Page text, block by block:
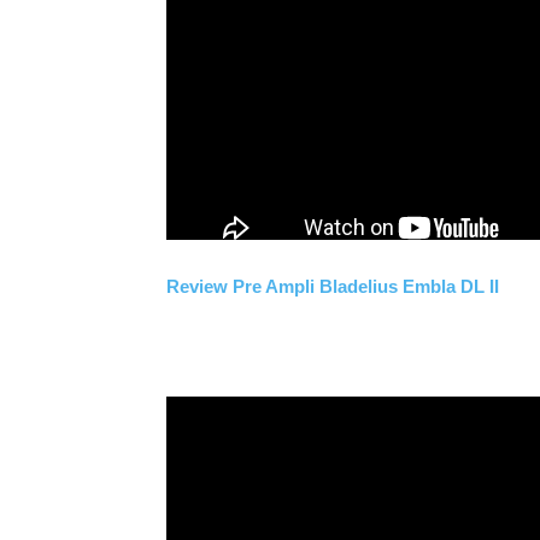
Review Pre Ampli Bladelius Embla DL II